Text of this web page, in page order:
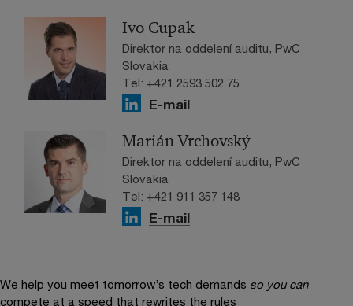
Ivo Cupak
Direktor na oddelení auditu, PwC
Slovakia
Tel: +421 2593 502 75
E-mail
Marián Vrchovský
Direktor na oddelení auditu, PwC
Slovakia
Tel: +421 911 357 148
E-mail
We help you meet tomorrow’s tech demands so you can
compete at a speed that rewrites the rules